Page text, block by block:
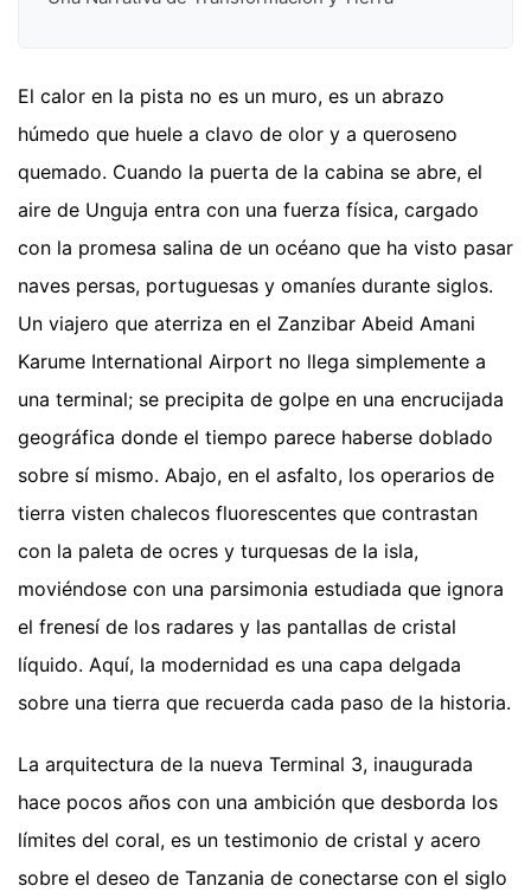
El calor en la pista no es un muro, es un abrazo
húmedo que huele a clavo de olor y a queroseno
quemado. Cuando la puerta de la cabina se abre, el
aire de Unguja entra con una fuerza física, cargado
con la promesa salina de un océano que ha visto pasar
naves persas, portuguesas y omaníes durante siglos.
Un viajero que aterriza en el Zanzibar Abeid Amani
Karume International Airport no llega simplemente a
una terminal; se precipita de golpe en una encrucijada
geográfica donde el tiempo parece haberse doblado
sobre sí mismo. Abajo, en el asfalto, los operarios de
tierra visten chalecos fluorescentes que contrastan
con la paleta de ocres y turquesas de la isla,
moviéndose con una parsimonia estudiada que ignora
el frenesí de los radares y las pantallas de cristal
líquido. Aquí, la modernidad es una capa delgada
sobre una tierra que recuerda cada paso de la historia.
La arquitectura de la nueva Terminal 3, inaugurada
hace pocos años con una ambición que desborda los
límites del coral, es un testimonio de cristal y acero
sobre el deseo de Tanzania de conectarse con el siglo